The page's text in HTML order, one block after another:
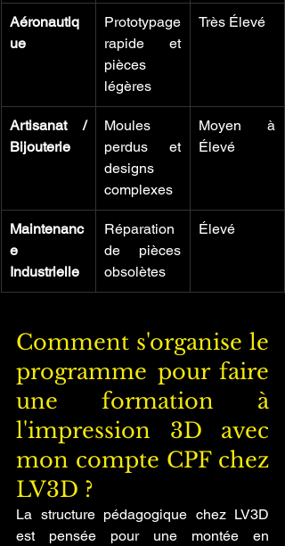
Aéronautiq
ue
Prototypage
rapide et
pièces
légères
Très Élevé
Artisanat /
Bijouterie
Moules
perdus et
designs
complexes
Moyen à
Élevé
Maintenanc
e
Industrielle
Réparation
de pièces
obsolètes
Élevé
Comment s'organise le
programme pour faire
une formation à
l'impression 3D avec
mon compte CPF chez
LV3D ?
La structure pédagogique chez LV3D
est pensée pour une montée en